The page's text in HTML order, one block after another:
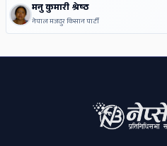
मनु कुमारी श्रेष्‍ठ
नेपाल मजदुर किसान पार्टी